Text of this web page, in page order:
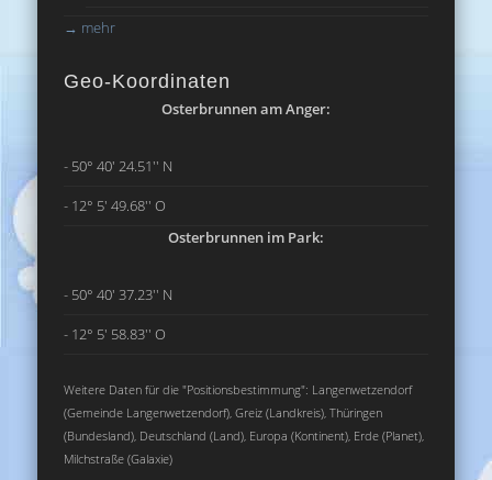
→ mehr
Geo-Koordinaten
Osterbrunnen am Anger:
- 50° 40' 24.51'' N
- 12° 5' 49.68'' O
Osterbrunnen im Park:
- 50° 40' 37.23'' N
- 12° 5' 58.83'' O
Weitere Daten für die "Positionsbestimmung": Langenwetzendorf
(Gemeinde Langenwetzendorf), Greiz (Landkreis), Thüringen
(Bundesland), Deutschland (Land), Europa (Kontinent), Erde (Planet),
Milchstraße (Galaxie)